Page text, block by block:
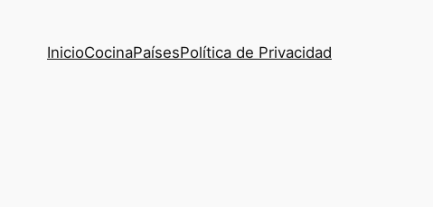
InicioCocinaPaísesPolítica de Privacidad